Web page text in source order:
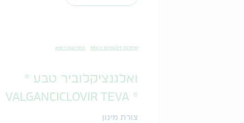
מחלות זיהומיות ו-HIV במרשם רופא
ואלגנציקלוביר טבע ®
® VALGANCICLOVIR TEVA
צורת מינון